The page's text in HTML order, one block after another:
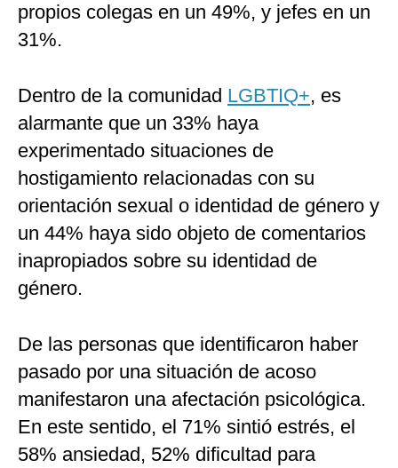
propios colegas en un 49%, y jefes en un
31%.
Dentro de la comunidad LGBTIQ+, es
alarmante que un 33% haya
experimentado situaciones de
hostigamiento relacionadas con su
orientación sexual o identidad de género y
un 44% haya sido objeto de comentarios
inapropiados sobre su identidad de
género.
De las personas que identificaron haber
pasado por una situación de acoso
manifestaron una afectación psicológica.
En este sentido, el 71% sintió estrés, el
58% ansiedad, 52% dificultad para